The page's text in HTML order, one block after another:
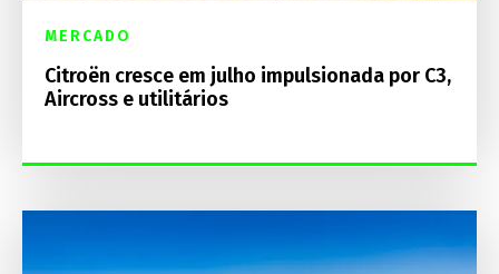
MERCADO
Citroën cresce em julho impulsionada por C3,
Aircross e utilitários